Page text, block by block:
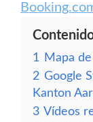
1
Mapa
2 Google
Kanton
3 Vídeos